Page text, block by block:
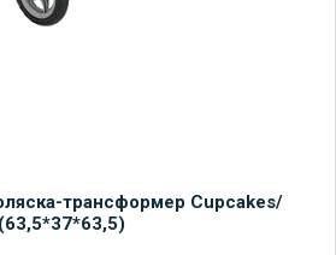
трансформер Cupcakes/